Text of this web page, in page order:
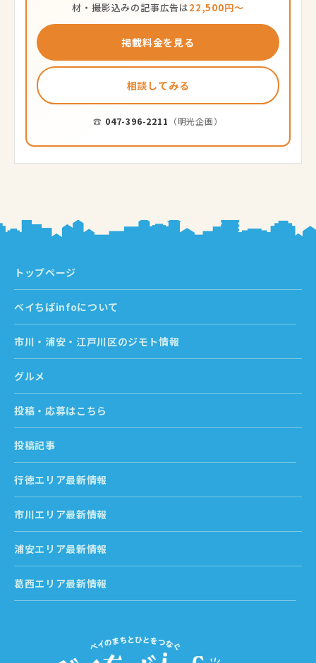
材・撮影込みの記事広告は22,500円〜
掲載料金を見る
相談してみる
☎ 047-396-2211 （明光企画）
トップページ
ベイちばinfoについて
市川・浦安・江戸川区のジモト情報
グルメ
投稿・応募はこちら
投稿記事
行徳エリア最新情報
市川エリア最新情報
浦安エリア最新情報
葛西エリア最新情報